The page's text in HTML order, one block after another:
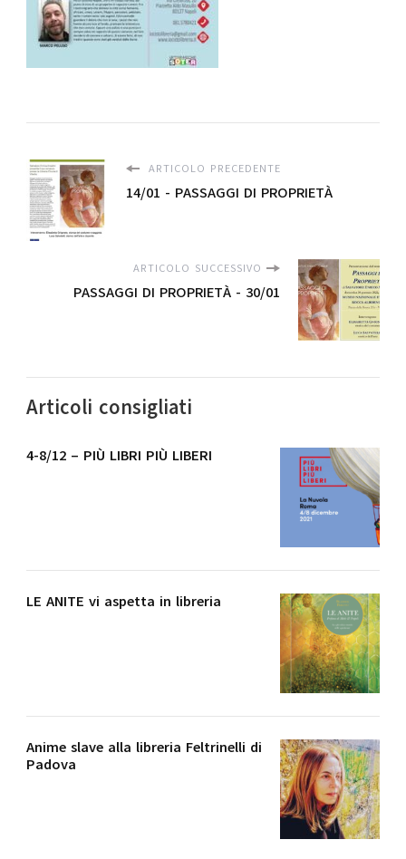
ARTICOLO PRECEDENTE
14/01 - PASSAGGI DI PROPRIETÀ
ARTICOLO SUCCESSIVO
PASSAGGI DI PROPRIETÀ - 30/01
Articoli consigliati
4-8/12 – PIÙ LIBRI PIÙ LIBERI
LE ANITE vi aspetta in libreria
Anime slave alla libreria Feltrinelli di
Padova